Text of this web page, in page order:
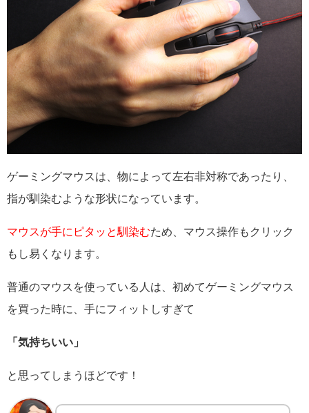
ゲーミングマウスは、物によって左右非対称であったり、
指が馴染むような形状になっています。
マウスが手にピタッと馴染むため、マウス操作もクリック
もし易くなります。
普通のマウスを使っている人は、初めてゲーミングマウス
を買った時に、手にフィットしすぎて
「気持ちいい」
と思ってしまうほどです！